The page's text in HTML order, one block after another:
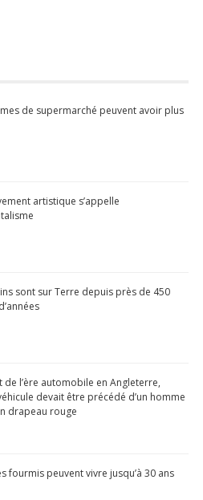
de supermarché peuvent avoir plus
artistique s’appelle
sont sur Terre depuis près de 450
de l’ère automobile en Angleterre,
devait être précédé d’un homme
drapeau rouge
fourmis peuvent vivre jusqu’à 30 ans
Application mobile
100% Gratuit